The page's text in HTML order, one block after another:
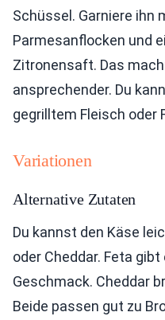
Schüssel. Garniere ihn
Parmesanflocken und
Zitronensaft. Das
ansprechender. Du
gegrilltem Fleisch oder
Variationen
Alternative Zutaten
Du kannst den Käse
oder Cheddar. Feta
Geschmack. Cheddar
Beide passen gut zu